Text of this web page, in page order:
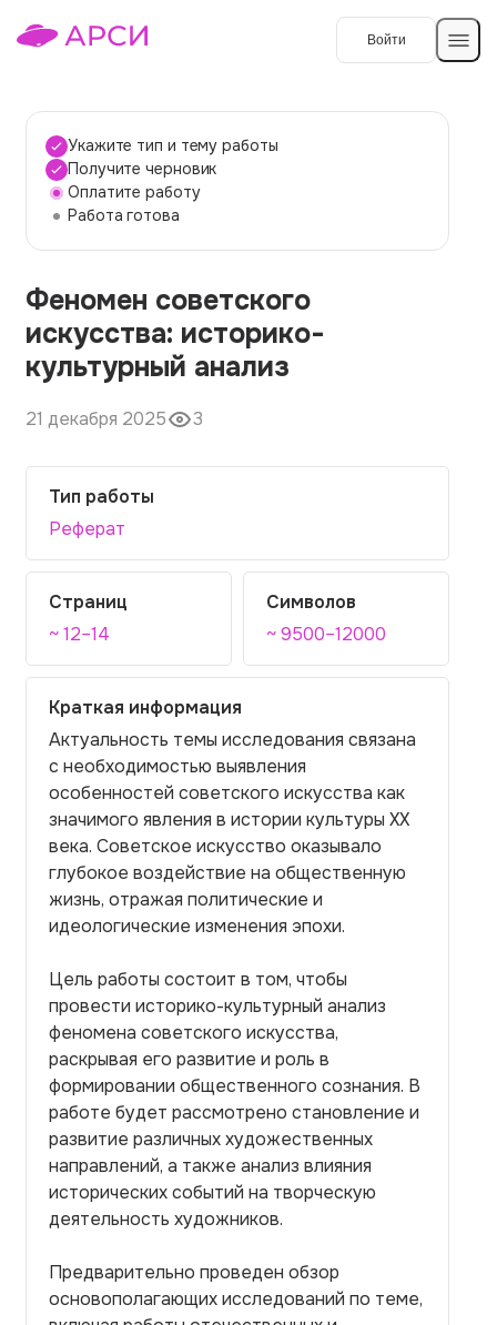
Войти
Темы работ
О сервисе
О компании
Наши гарантии
Вопросы и ответы
Контакты
Укажите тип и тему работы
Получите черновик
Оплатите работу
Работа готова
Феномен советского
искусства: историко-
культурный анализ
21 декабря 2025 3
Тип работы
Реферат
Страниц
~ 12–14
Символов
~ 9500–12000
Краткая информация
Актуальность темы исследования связана
с необходимостью выявления
особенностей советского искусства как
значимого явления в истории культуры XX
века. Советское искусство оказывало
глубокое воздействие на общественную
жизнь, отражая политические и
идеологические изменения эпохи.
Цель работы состоит в том, чтобы
провести историко-культурный анализ
феномена советского искусства,
раскрывая его развитие и роль в
формировании общественного сознания. В
работе будет рассмотрено становление и
развитие различных художественных
направлений, а также анализ влияния
исторических событий на творческую
деятельность художников.
Предварительно проведен обзор
основополагающих исследований по теме,